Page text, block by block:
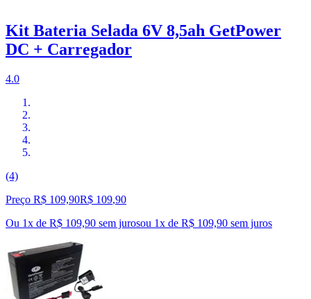
Kit Bateria Selada 6V 8,5ah GetPower
DC + Carregador
4.0
(4)
Preço R$ 109,90R$ 109,90
Ou 1x de R$ 109,90 sem jurosou 1x de R$ 109,90 sem juros